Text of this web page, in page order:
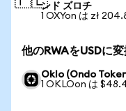
ンド ズロチ
1 OXYon は zł
他のRWAをUSDに変
Oklo (Ondo
1 OKLOon は